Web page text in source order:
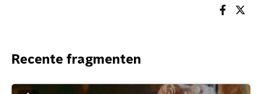
Recente fragmenten